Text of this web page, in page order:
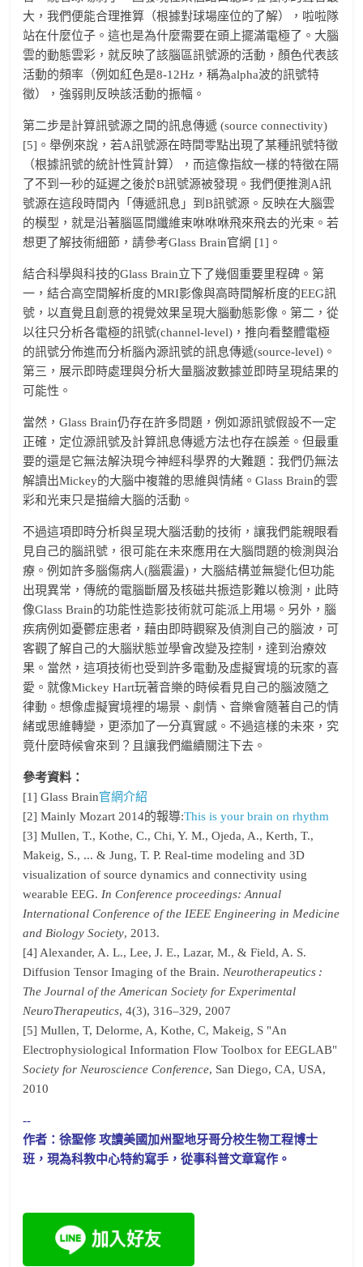
大，我們便能合理推算（根據對球場座位的了解），啦啦隊
站在什麼位子。這也是為什麼需要在頭上擺滿電極了。大腦
雲的動態雲彩，就反映了該腦區訊號源的活動，顏色代表該
活動的頻率（例如紅色是8-12Hz，稱為alpha波的訊號特
徵），強弱則反映該活動的振幅。
第二步是計算訊號源之間的訊息傳遞 (source connectivity)
[5]。舉例來說，若A訊號源在時間零點出現了某種訊號特徵
（根據訊號的統計性質計算），而這像指紋一樣的特徵在隔
了不到一秒的延遲之後於B訊號源被發現。我們便推測A訊
號源在這段時間內「傳遞訊息」到B訊號源。反映在大腦雲
的模型，就是沿著腦區間纖維束咻咻咻飛來飛去的光束。若
想更了解技術細節，請參考Glass Brain官網 [1]。
結合科學與科技的Glass Brain立下了幾個重要里程碑。第
一，結合高空間解析度的MRI影像與高時間解析度的EEG訊
號，以直覺且創意的視覺效果呈現大腦動態影像。第二，從
以往只分析各電極的訊號(channel-level)，推向看整體電極
的訊號分佈進而分析腦內源訊號的訊息傳遞(source-level)。
第三，展示即時處理與分析大量腦波數據並即時呈現結果的
可能性。
當然，Glass Brain仍存在許多問題，例如源訊號假設不一定
正確，定位源訊號及計算訊息傳遞方法也存在誤差。但最重
要的還是它無法解決現今神經科學界的大難題：我們仍無法
解讀出Mickey的大腦中複雜的思維與情緒。Glass Brain的雲
彩和光束只是描繪大腦的活動。
不過這項即時分析與呈現大腦活動的技術，讓我們能親眼看
見自己的腦訊號，很可能在未來應用在大腦問題的檢測與治
療。例如許多腦傷病人(腦震盪)，大腦結構並無變化但功能
出現異常，傳統的電腦斷層及核磁共振造影難以檢測，此時
像Glass Brain的功能性造影技術就可能派上用場。另外，腦
疾病例如憂鬱症患者，藉由即時觀察及偵測自己的腦波，可
客觀了解自己的大腦狀態並學會改變及控制，達到治療效
果。當然，這項技術也受到許多電動及虛擬實境的玩家的喜
愛。就像Mickey Hart玩著音樂的時候看見自己的腦波隨之
律動。想像虛擬實境裡的場景、劇情、音樂會隨著自己的情
緒或思維轉變，更添加了一分真實感。不過這樣的未來，究
竟什麼時候會來到？且讓我們繼續關注下去。
參考資料：
[1] Glass Brain官網介紹
[2] Mainly Mozart 2014的報導:This is your brain on rhythm
[3] Mullen, T., Kothe, C., Chi, Y. M., Ojeda, A., Kerth, T.,
Makeig, S., ... & Jung, T. P. Real-time modeling and 3D
visualization of source dynamics and connectivity using
wearable EEG. In Conference proceedings: Annual
International Conference of the IEEE Engineering in Medicine
and Biology Society, 2013.
[4] Alexander, A. L., Lee, J. E., Lazar, M., & Field, A. S.
Diffusion Tensor Imaging of the Brain. Neurotherapeutics :
The Journal of the American Society for Experimental
NeuroTherapeutics, 4(3), 316–329, 2007
[5] Mullen, T, Delorme, A, Kothe, C, Makeig, S "An
Electrophysiological Information Flow Toolbox for EEGLAB"
Society for Neuroscience Conference, San Diego, CA, USA,
2010
--
作者：徐聖修 攻讀美國加州聖地牙哥分校生物工程博士
班，現為科教中心特約寫手，從事科普文章寫作。